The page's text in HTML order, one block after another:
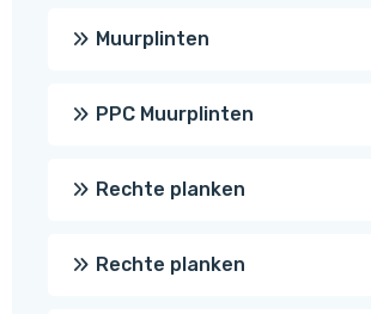
Muurplinten
PPC Muurplinten
Rechte planken
Rechte planken